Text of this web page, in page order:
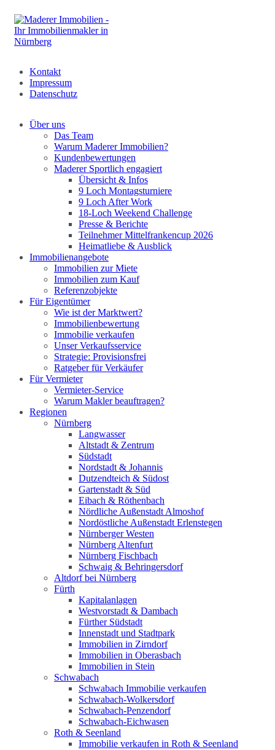
Kontakt
Impressum
Datenschutz
Über uns
Das Team
Warum Maderer Immobilien?
Kundenbewertungen
Maderer Sportlich engagiert
Übersicht & Infos
9 Loch Montagsturniere
9 Loch After Work
18-Loch Weekend Challenge
Presse & Berichte
Teilnehmer Mittelfrankencup 2026
Heimatliebe & Ausblick
Immobilienangebote
Immobilien zur Miete
Immobilien zum Kauf
Referenzobjekte
Für Eigentümer
Wie ist der Marktwert?
Immobilienbewertung
Immobilie verkaufen
Unser Verkaufsservice
Strategie: Provisionsfrei
Ratgeber für Verkäufer
Für Vermieter
Vermieter-Service
Warum Makler beauftragen?
Regionen
Nürnberg
Langwasser
Altstadt & Zentrum
Südstadt
Nordstadt & Johannis
Dutzendteich & Südost
Gartenstadt & Süd
Eibach & Röthenbach
Nördliche Außenstadt Almoshof
Nordöstliche Außenstadt Erlenstegen
Nürnberger Westen
Nürnberg Altenfurt
Nürnberg Fischbach
Schwaig & Behringersdorf
Altdorf bei Nürnberg
Fürth
Kapitalanlagen
Westvorstadt & Dambach
Fürther Südstadt
Innenstadt und Stadtpark
Immobilien in Zirndorf
Immobilien in Oberasbach
Immobilien in Stein
Schwabach
Schwabach Immobilie verkaufen
Schwabach-Wolkersdorf
Schwabach-Penzendorf
Schwabach-Eichwasen
Roth & Seenland
Immobilie verkaufen in Roth & Seenland